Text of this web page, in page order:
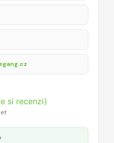
si recenzi)